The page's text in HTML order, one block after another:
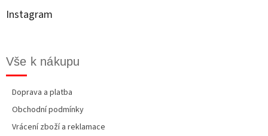
Instagram
Vše k nákupu
Doprava a platba
Obchodní podmínky
Vrácení zboží a reklamace